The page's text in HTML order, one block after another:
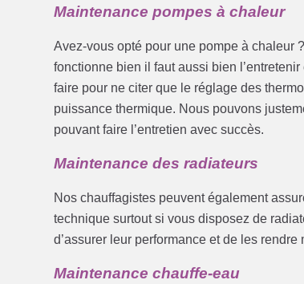
Maintenance pompes à chaleur
Avez-vous opté pour une pompe à chaleur
fonctionne bien il faut aussi bien
faire pour ne citer que le réglage des
puissance thermique. Nous pouvons
pouvant faire l’entretien avec succès.
Maintenance des radiateurs
Nos chauffagistes peuvent également
technique surtout si vous disposez de
d’assurer leur performance et de les rendre
Maintenance chauffe-eau